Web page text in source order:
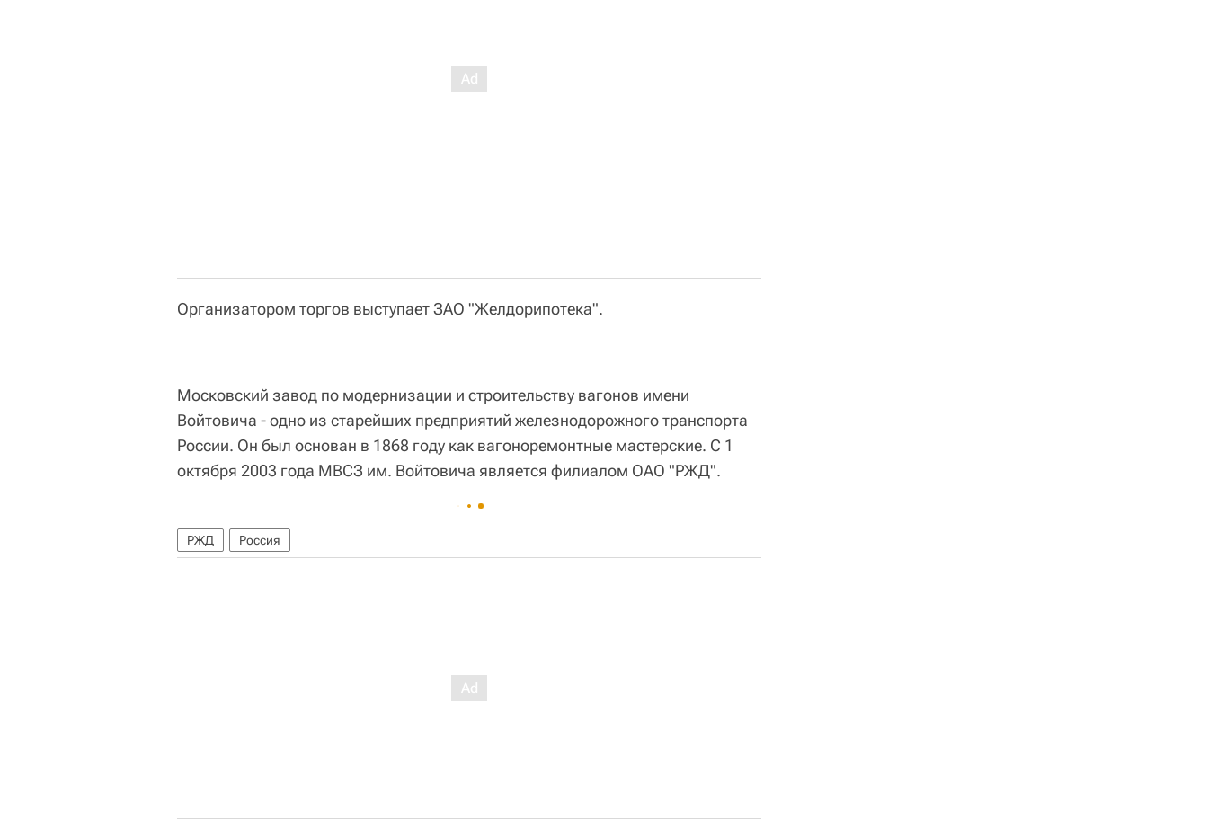
Организатором торгов выступает ЗАО "Желдорипотека".
Московский завод по модернизации и строительству вагонов имени
Войтовича - одно из старейших предприятий железнодорожного транспорта
России. Он был основан в 1868 году как вагоноремонтные мастерские. С 1
октября 2003 года МВСЗ им. Войтовича является филиалом ОАО "РЖД".
РЖД Россия